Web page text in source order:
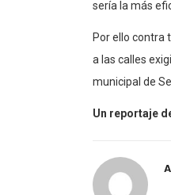
sería la más
Por ello contra
a las calles
municipal de
Un reportaje